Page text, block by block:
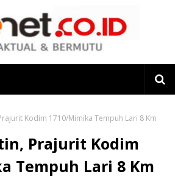
Kodim 1710/Mimika Tempuh Lari 8 Km
Prajurit Kodim
Tempuh Lari 8 Km